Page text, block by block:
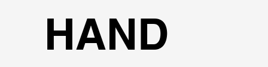
HAND